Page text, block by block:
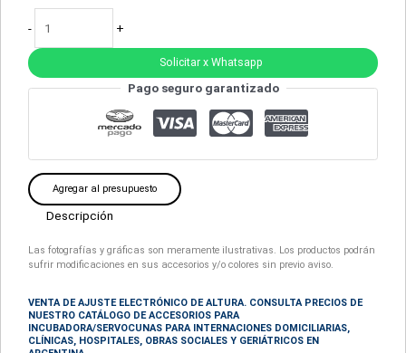
- +
Solicitar x Whatsapp
Pago seguro garantizado
Agregar al presupuesto
Descripción
Las fotografías y gráficas son meramente ilustrativas. Los productos podrán
sufrir modificaciones en sus accesorios y/o colores sin previo aviso.
VENTA DE AJUSTE ELECTRÓNICO DE ALTURA. CONSULTA PRECIOS DE
NUESTRO CATÁLOGO DE ACCESORIOS PARA
INCUBADORA/SERVOCUNAS PARA INTERNACIONES DOMICILIARIAS,
CLÍNICAS, HOSPITALES, OBRAS SOCIALES Y GERIÁTRICOS EN